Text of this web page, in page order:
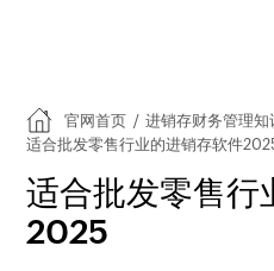
官网首页 / 进销存财务管理知
适合批发零售行业的进销存软件
适合批发零售行
2025